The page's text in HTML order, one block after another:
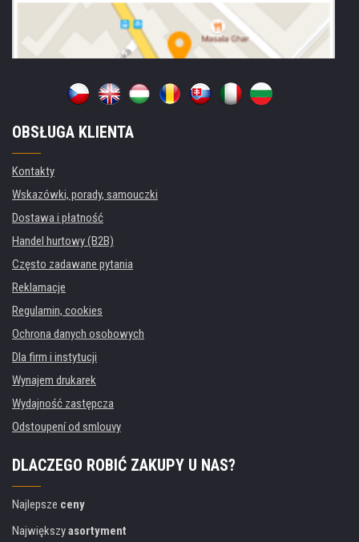
OBSŁUGA KLIENTA
Kontakty
Wskazówki, porady, samouczki
Dostawa i płatność
Handel hurtowy (B2B)
Często zadawane pytania
Reklamacje
Regulamin, cookies
Ochrona danych osobowych
Dla firm i instytucji
Wynajem drukarek
Wydajność zastępcza
Odstoupení od smlouvy
DLACZEGO ROBIĆ ZAKUPY U NAS?
Najlepsze ceny
Największyasortyment